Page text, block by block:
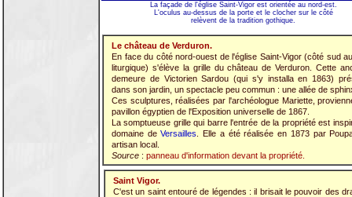
La façade de l'église Saint-Vigor est orientée au nord-est.
L'oculus au-dessus de la porte et le clocher sur le côté
relèvent de la tradition gothique.
Le château de Verduron.
En face du côté nord-ouest de l'église Saint-Vigor (côté sud
liturgique) s'élève la grille du château de Verduron. Cette
demeure de Victorien Sardou (qui s'y installa en 1863)
dans son jardin, un spectacle peu commun : une allée de
Ces sculptures, réalisées par l'archéologue Mariette,
pavillon égyptien de l'Exposition universelle de 1867.
La somptueuse grille qui barre l'entrée de la propriété est
domaine deVersailles
. Elle a été réalisée en 1873 par
artisan local.
Source : panneau d'information devant la propriété.
Saint Vigor.
C'est un saint entouré de légendes : il brisait le pouvoir des